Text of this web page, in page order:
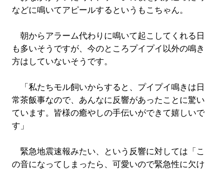
などに鳴いてアピールするというもこちゃん。
朝からアラーム代わりに鳴いて起こしてくれる日
も多いそうですが、今のところプイプイ以外の鳴き
方はしていないそうです。
「私たちモル飼いからすると、プイプイ鳴きは日
常茶飯事なので、あんなに反響があったことに驚い
ています。皆様の癒やしの手伝いができて嬉しいで
す」
緊急地震速報みたい、という反響に対しては「こ
の音になってしまったら、可愛いので緊急性に欠け